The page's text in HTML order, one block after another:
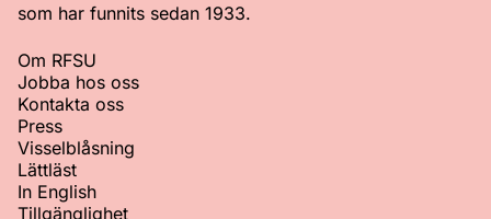
som har funnits sedan 1933.
Om RFSU
Jobba hos oss
Kontakta oss
Press
Visselblåsning
Lättläst
In English
Tillgänglighet